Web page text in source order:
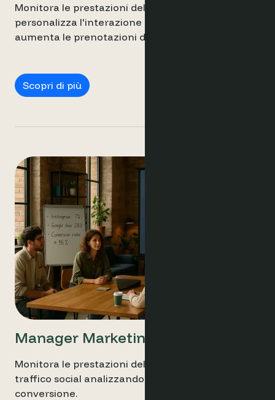
Monitora le prestazioni delle campagne,
personalizza l'interazione con gli ospiti e
aumenta le prenotazioni dirette.
Scopri di più Agenzie di Marketing
Manager Marketing
Monitora le prestazioni delle campagne e del
traffico social analizzando l'intento e il tasso di
conversione.